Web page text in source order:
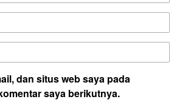
dan situs web saya pada
saya berikutnya.